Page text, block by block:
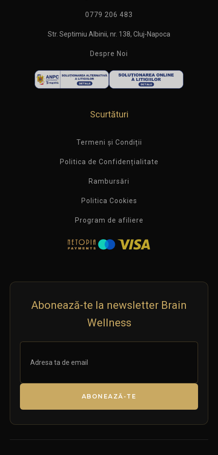
0779 206 483
Str. Septimiu Albinii, nr. 138, Cluj-Napoca
Despre Noi
Scurtături
Termeni și Condiții
Politica de Confidențialitate
Rambursări
Politica Cookies
Program de afiliere
Abonează-te la newsletter Brain
Wellness
ABONEAZĂ-TE